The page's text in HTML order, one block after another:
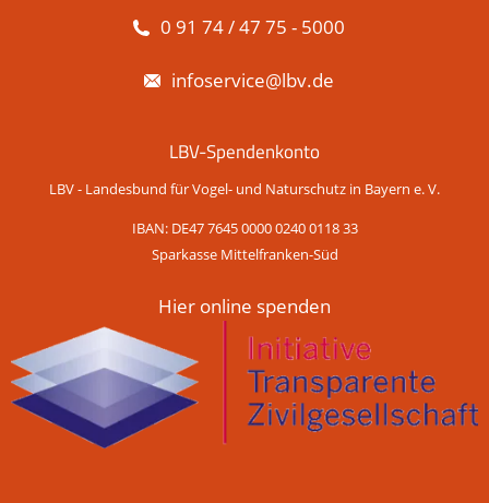
0 91 74 / 47 75 - 5000
infoservice@lbv.de
LBV-Spendenkonto
LBV - Landesbund für Vogel- und Naturschutz in Bayern e. V.
IBAN: DE47 7645 0000 0240 0118 33
Sparkasse Mittelfranken-Süd
Hier online spenden